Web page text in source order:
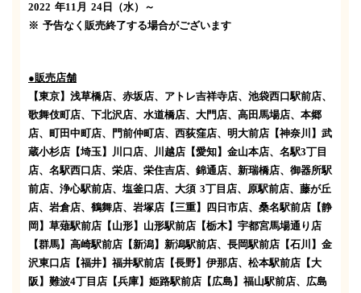
2022 年11月 24 日（水）～
※ 予告なく販売終了する場合がございます
●販売店舗
【東京】 浅草橋店、赤坂店、アトレ吉祥寺店、池袋西口駅前店、
歌舞伎町店、下北沢店、水道橋店、大門店、高田馬場店、本郷
店、町田中町店、門前仲町店、西荻窪店、明大前店 【神奈川】 武
蔵小杉店 【埼玉】 川口店、川越店 【愛知】 金山本店、名駅3丁目
店、名駅西口店、栄店、栄住吉店、錦通店、新瑞橋店、御器所駅
前店、浄心駅前店、塩釜口店、大須 3丁目店、原駅前店、藤が丘
店、岩倉店、鶴舞店、岩塚店 【三重】 四日市店、桑名駅前店 【静
岡】 草薙駅前店 【山形】 山形駅前店 【栃木】 宇都宮馬場通り店
【群馬】 高崎駅前店 【新潟】 新潟駅前店、長岡駅前店 【石川】 金
沢東口店 【福井】 福井駅前店 【長野】 伊那店、松本駅前店 【大
阪】 難波4丁目店 【兵庫】 姫路駅前店 【広島】 福山駅前店、広島